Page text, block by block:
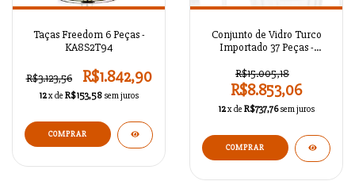
Taças Freedom 6 Peças -
KA8S2T94
R$3.123,56 R$1.842,90
12x de R$153,58 sem juros
COMPRAR
Conjunto de Vidro Turco
Importado 37 Peças -
R$15.005,18
R$8.853,06
12x de R$737,76 sem juros
COMPRAR